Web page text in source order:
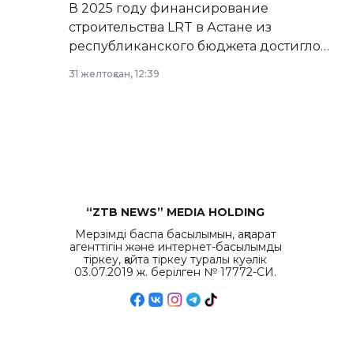
В 2025 году финансирование
строительства LRT в Астане из
республиканского бюджета достигло
31 желтоқсан, 12:39
“ZTB NEWS” MEDIA HOLDING
Мерзімді баспа басылымын, ақпарат
агенттігін және интернет-басылымды
тіркеу, қайта тіркеу туралы куәлік
03.07.2019 ж. берілген № 17772-СИ.